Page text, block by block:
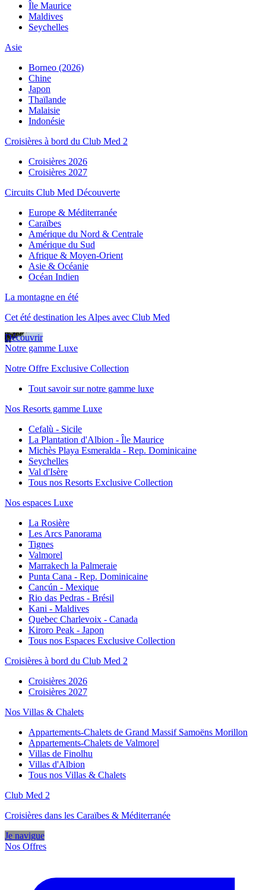
Île Maurice
Maldives
Seychelles
Asie
Borneo (2026)
Chine
Japon
Thaïlande
Malaisie
Indonésie
Croisières à bord du Club Med 2
Croisières 2026
Croisières 2027
Circuits Club Med Découverte
Europe & Méditerranée
Caraïbes
Amérique du Nord & Centrale
Amérique du Sud
Afrique & Moyen-Orient
Asie & Océanie
Océan Indien
La montagne en été
Cet été destination les Alpes avec Club Med
Découvrir
Notre gamme Luxe
Notre Offre Exclusive Collection
Tout savoir sur notre gamme luxe
Nos Resorts gamme Luxe
Cefalù - Sicile
La Plantation d'Albion - Île Maurice
Michès Playa Esmeralda - Rep. Dominicaine
Seychelles
Val d'Isère
Tous nos Resorts Exclusive Collection
Nos espaces Luxe
La Rosière
Les Arcs Panorama
Tignes
Valmorel
Marrakech la Palmeraie
Punta Cana - Rep. Dominicaine
Cancún - Mexique
Rio das Pedras - Brésil
Kani - Maldives
Quebec Charlevoix - Canada
Kiroro Peak - Japon
Tous nos Espaces Exclusive Collection
Croisières à bord du Club Med 2
Croisières 2026
Croisières 2027
Nos Villas & Chalets
Appartements-Chalets de Grand Massif Samoëns Morillon
Appartements-Chalets de Valmorel
Villas de Finolhu
Villas d'Albion
Tous nos Villas & Chalets
Club Med 2
Croisières dans les Caraïbes & Méditerranée
Je navigue
Nos Offres